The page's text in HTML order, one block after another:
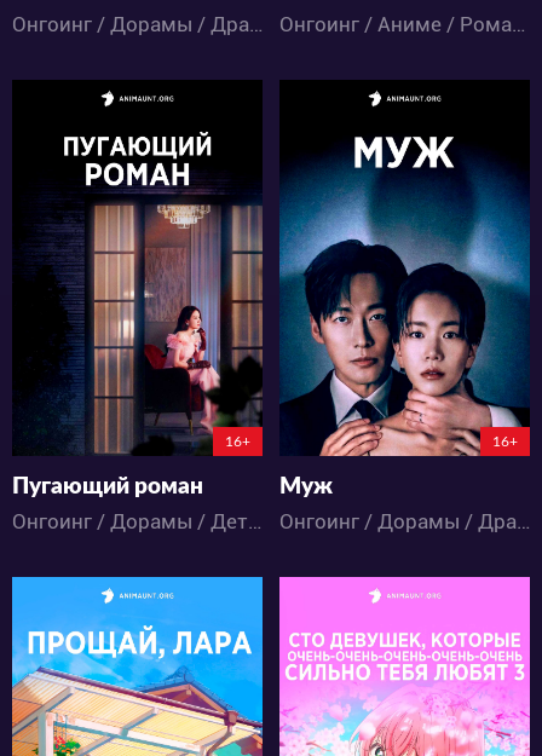
Онгоинг / Дорамы / Драма / Романтика Онгоинг / Аниме / Романтика / Фэнтези
2994
21 13
2:10:50:31
16+
Пугающий роман
Онгоинг / Дорамы / Детектив / Комедия / Романтика / Ужасы / Фэнтези
2091
32 21
3:9:8:31
16+
Муж
Онгоинг / Дорамы / Драма / Романтика / Триллер
8881 6755